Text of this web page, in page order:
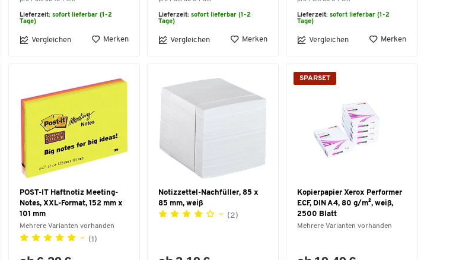
Lieferzeit: sofort lieferbar (1-2
Tage)
Vergleichen Merken
Lieferzeit: sofort lieferbar (1-2
Tage)
Vergleichen Merken
Lieferzeit: sofort lieferbar (1-2
Tage)
Vergleichen Merken
POST-IT Haftnotiz Meeting-
Notes, XXL-Format, 152 mm x
101 mm
Mehrere Varianten vorhanden
(1)
Notizzettel-Nachfüller, 85 x
85 mm, weiß
(2)
SPARSET
Kopierpapier Xerox Performer
ECF, DIN A4, 80 g/m², weiß,
2500 Blatt
Mehrere Varianten vorhanden